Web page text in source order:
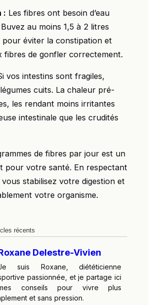
: Les fibres ont besoin d’eau
au moins 1,5 à 2 litres
pour éviter la constipation et
fibres de gonfler correctement.
vos intestins sont fragiles,
cuits. La chaleur pré-
les rendant moins irritantes
intestinale que les crudités
de fibres par jour est un
pour votre santé. En respectant
stabilisez votre digestion et
votre organisme.
récents
Delestre-Vivien
suis Roxane, diététicienne
passionnée, et je partage ici
conseils pour vivre plus
et sans pression.